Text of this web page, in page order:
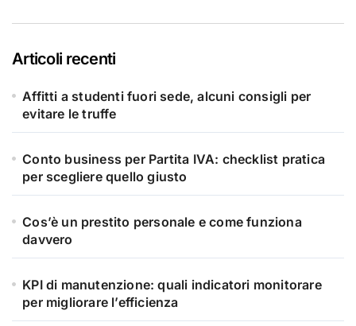
Articoli recenti
Affitti a studenti fuori sede, alcuni consigli per
evitare le truffe
Conto business per Partita IVA: checklist pratica
per scegliere quello giusto
Cos’è un prestito personale e come funziona
davvero
KPI di manutenzione: quali indicatori monitorare
per migliorare l’efficienza